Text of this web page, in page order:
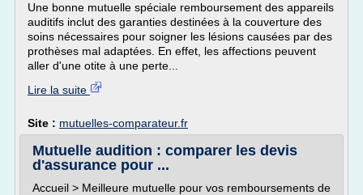
Une bonne mutuelle spéciale remboursement des appareils
auditifs inclut des garanties destinées à la couverture des
soins nécessaires pour soigner les lésions causées par des
prothèses mal adaptées. En effet, les affections peuvent
aller d'une otite à une perte...
Lire la suite
Site : mutuelles-comparateur.fr
Mutuelle audition : comparer les devis
d'assurance pour ...
Accueil > Meilleure mutuelle pour vos remboursements de